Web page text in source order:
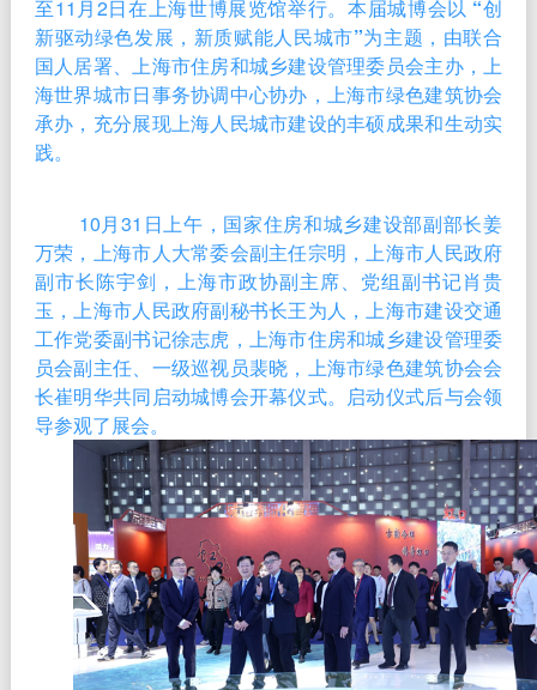
至11月2日在上海世博展览馆举行。本届城博会以 “创
新驱动绿色发展，新质赋能人民城市”为主题，由联合
国人居署、上海市住房和城乡建设管理委员会主办，上
海世界城市日事务协调中心协办，上海市绿色建筑协会
承办，充分展现上海人民城市建设的丰硕成果和生动实
践。
10月31日上午，国家住房和城乡建设部副部长姜
万荣，上海市人大常委会副主任宗明，上海市人民政府
副市长陈宇剑，上海市政协副主席、党组副书记肖贵
玉，上海市人民政府副秘书长王为人，上海市建设交通
工作党委副书记徐志虎，上海市住房和城乡建设管理委
员会副主任、一级巡视员裴晓，上海市绿色建筑协会会
长崔明华共同启动城博会开幕仪式。启动仪式后与会领
导参观了展会。